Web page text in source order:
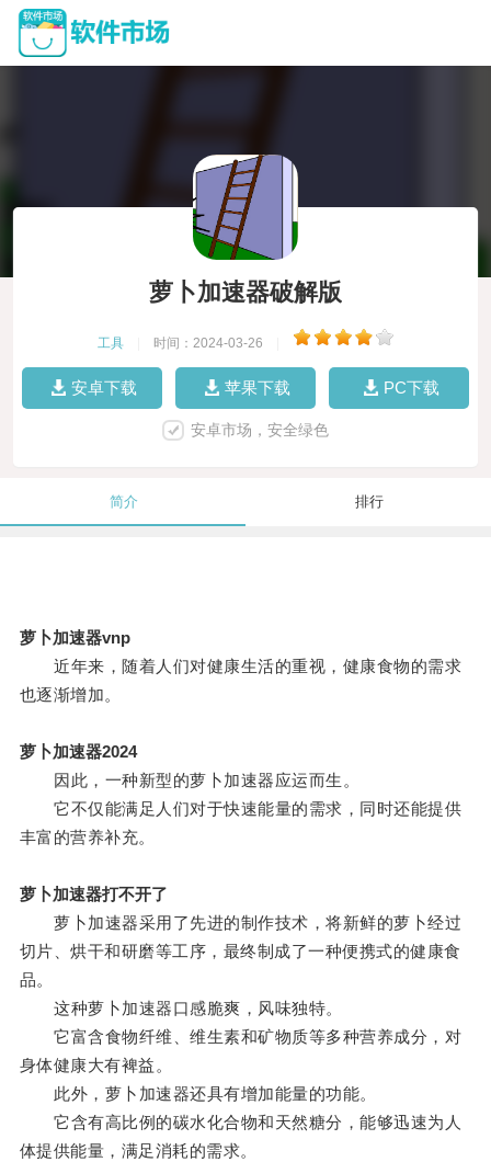
萝卜加速器破解版
工具 时间：2024-03-26
安卓下载 苹果下载 PC下载
安卓市场，安全绿色
简介 排行
萝卜加速器vnp
近年来，随着人们对健康生活的重视，健康食物的需求
也逐渐增加。
萝卜加速器2024
因此，一种新型的萝卜加速器应运而生。
它不仅能满足人们对于快速能量的需求，同时还能提供
丰富的营养补充。
萝卜加速器打不开了
萝卜加速器采用了先进的制作技术，将新鲜的萝卜经过
切片、烘干和研磨等工序，最终制成了一种便携式的健康食
品。
这种萝卜加速器口感脆爽，风味独特。
它富含食物纤维、维生素和矿物质等多种营养成分，对
身体健康大有裨益。
此外，萝卜加速器还具有增加能量的功能。
它含有高比例的碳水化合物和天然糖分，能够迅速为人
体提供能量，满足消耗的需求。